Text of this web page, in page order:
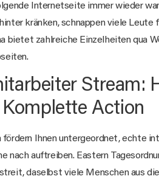
Internetseite immer wieder
kränken, schnappen viele Leute
bietet zahlreiche Einzelheiten qua
Stream:
Action
Ihnen untergeordnet, echte
nach auftreiben. Eastern
daselbst viele Menschen aus